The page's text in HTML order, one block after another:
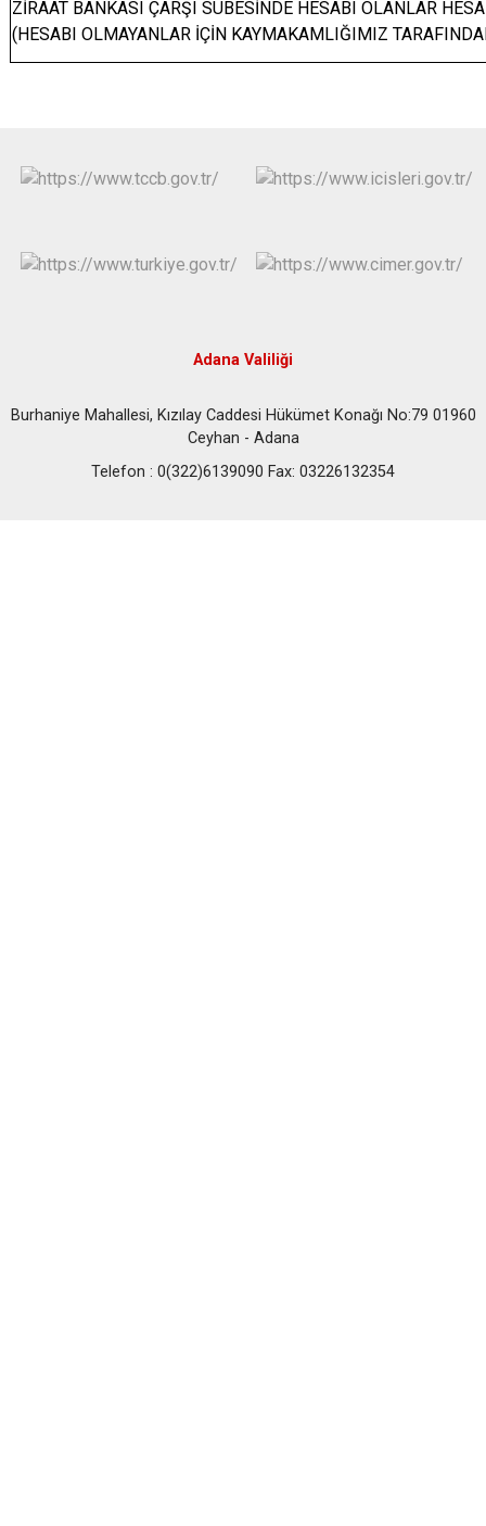
ZİRAAT BANKASI ÇARŞI SUBESİNDE HESABI
(HESABI OLMAYANLAR İÇİN KAYMAKAMLIĞIMIZ
Adana Valiliği
Burhaniye Mahallesi, Kızılay Caddesi Hükümet Konağı No:79 01960
Ceyhan - Adana
Telefon : 0(322)6139090 Fax: 03226132354